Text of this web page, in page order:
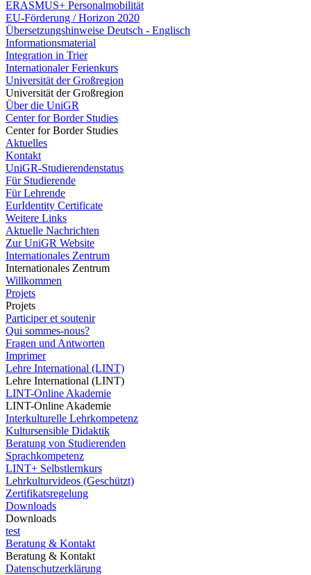
ERASMUS+ Personalmobilität
EU-Förderung / Horizon 2020
Übersetzungshinweise Deutsch - Englisch
Informationsmaterial
Integration in Trier
Internationaler Ferienkurs
Universität der Großregion
Universität der Großregion
Über die UniGR
Center for Border Studies
Center for Border Studies
Aktuelles
Kontakt
UniGR-Studierendenstatus
Für Studierende
Für Lehrende
EurIdentity Certificate
Weitere Links
Aktuelle Nachrichten
Zur UniGR Website
Internationales Zentrum
Internationales Zentrum
Willkommen
Projets
Projets
Participer et soutenir
Qui sommes-nous?
Fragen und Antworten
Imprimer
Lehre International (LINT)
Lehre International (LINT)
LINT-Online Akademie
LINT-Online Akademie
Interkulturelle Lehrkompetenz
Kultursensible Didaktik
Beratung von Studierenden
Sprachkompetenz
LINT+ Selbstlernkurs
Lehrkulturvideos (Geschützt)
Zertifikatsregelung
Downloads
Downloads
test
Beratung & Kontakt
Beratung & Kontakt
Datenschutzerklärung